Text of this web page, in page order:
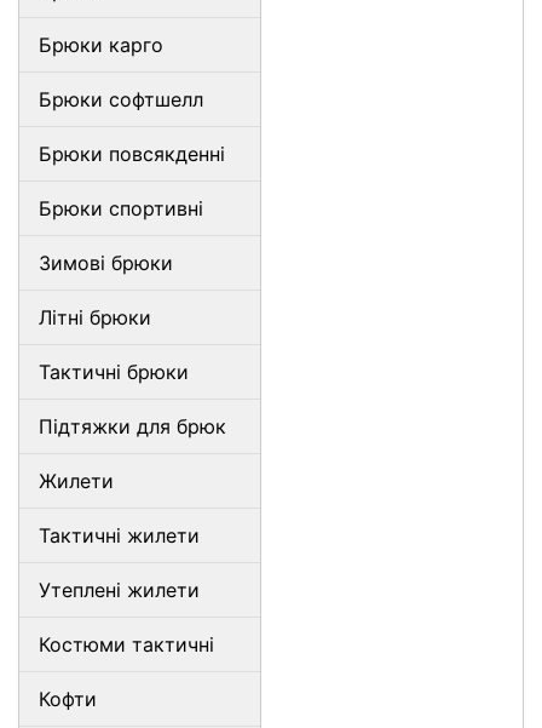
Брюки карго
Брюки софтшелл
Брюки повсякденні
Брюки спортивні
Зимові брюки
Літні брюки
Тактичні брюки
Підтяжки для брюк
Жилети
Тактичні жилети
Утеплені жилети
Костюми тактичні
Кофти